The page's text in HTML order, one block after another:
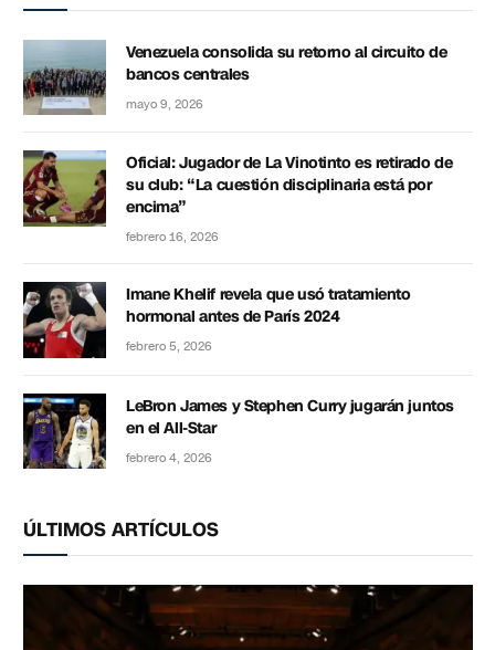
Venezuela consolida su retorno al circuito de
bancos centrales
mayo 9, 2026
Oficial: Jugador de La Vinotinto es retirado de
su club: “La cuestión disciplinaria está por
encima”
febrero 16, 2026
Imane Khelif revela que usó tratamiento
hormonal antes de París 2024
febrero 5, 2026
LeBron James y Stephen Curry jugarán juntos
en el All-Star
febrero 4, 2026
ÚLTIMOS ARTÍCULOS